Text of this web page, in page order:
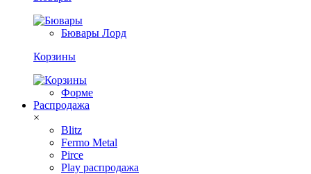
Бювары Лорд
Корзины
Форме
Распродажа
×
Blitz
Fermo Metal
Pirce
Play распродажа